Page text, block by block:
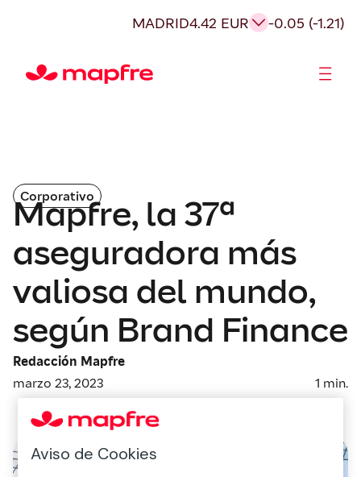
MADRID4.42 EUR -0.05 (-1.21)
Corporativo
Mapfre, la 37ª
aseguradora más
valiosa del mundo,
según Brand Finance
Redacción Mapfre
marzo 23, 2023
1 min.
Aviso de Cookies